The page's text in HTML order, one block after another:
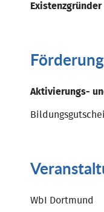
Existenzgründer
Förderung
Aktivierungs-
WbI Dortmund